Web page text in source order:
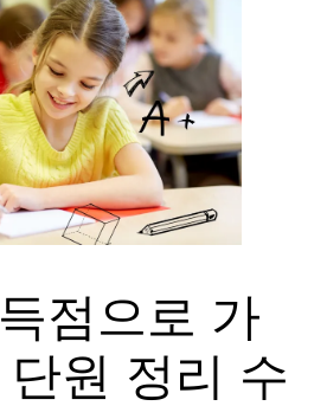
점으로 가
원 정리 수